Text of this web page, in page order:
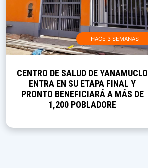
≡ HACE 3 SEMANAS
CENTRO DE SALUD DE YANAMUCLO
ENTRA EN SU ETAPA FINAL Y
PRONTO BENEFICIARÁ A MÁS DE
1,200 POBLADORE